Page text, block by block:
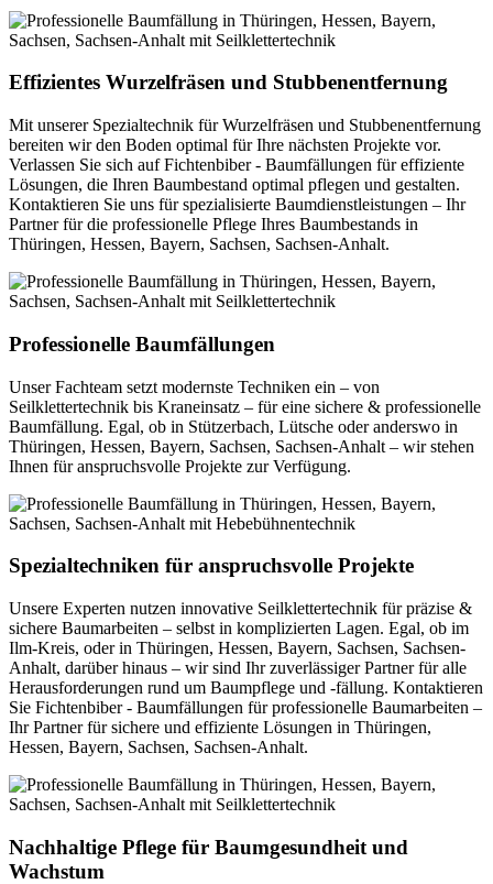
Effizientes Wurzelfräsen und Stubbenentfernung
Mit unserer Spezialtechnik für Wurzelfräsen und Stubbenentfernung
bereiten wir den Boden optimal für Ihre nächsten Projekte vor.
Verlassen Sie sich auf Fichtenbiber - Baumfällungen für effiziente
Lösungen, die Ihren Baumbestand optimal pflegen und gestalten.
Kontaktieren Sie uns für spezialisierte Baumdienstleistungen – Ihr
Partner für die professionelle Pflege Ihres Baumbestands in
Thüringen, Hessen, Bayern, Sachsen, Sachsen-Anhalt.
Professionelle Baumfällungen
Unser Fachteam setzt modernste Techniken ein – von
Seilklettertechnik bis Kraneinsatz – für eine sichere & professionelle
Baumfällung. Egal, ob in Stützerbach, Lütsche oder anderswo in
Thüringen, Hessen, Bayern, Sachsen, Sachsen-Anhalt – wir stehen
Ihnen für anspruchsvolle Projekte zur Verfügung.
Spezialtechniken für anspruchsvolle Projekte
Unsere Experten nutzen innovative Seilklettertechnik für präzise &
sichere Baumarbeiten – selbst in komplizierten Lagen. Egal, ob im
Ilm-Kreis, oder in Thüringen, Hessen, Bayern, Sachsen, Sachsen-
Anhalt, darüber hinaus – wir sind Ihr zuverlässiger Partner für alle
Herausforderungen rund um Baumpflege und -fällung. Kontaktieren
Sie Fichtenbiber - Baumfällungen für professionelle Baumarbeiten –
Ihr Partner für sichere und effiziente Lösungen in Thüringen,
Hessen, Bayern, Sachsen, Sachsen-Anhalt.
Nachhaltige Pflege für Baumgesundheit und
Wachstum